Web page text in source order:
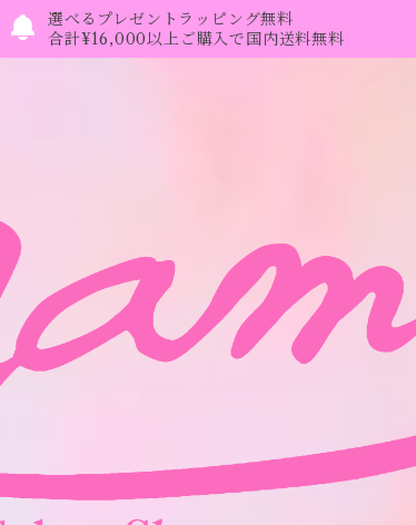
選べるプレゼントラッピング無料
合計¥16,000以上ご購入で国内送料無料